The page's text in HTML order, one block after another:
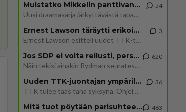
Muistatko Mikkelin panttivankidraaman?
Uusi draamasarja järkyttävästä tapauksesta on tulossa. Tositapahtumiin perustuva sarja ammentaa vuoden 1986 Mikkelin pan
54
Ernest Lawson täräytti erikoisen heiton TTK-lehdistötilaisuudessa: " Onko tässä tarkoituksena...?"
Ernest Lawson esitteli uudet TTK-tähtioppilaat ja opettajat torstaina 6.8. lehdistölle. Tulevalla kaudella on yksi hausk
3
Jos SDP ei voita reilusti, persut kumoavat demokratian Suomesta
Näin tekisi ainakin Rydman seuratessaan idolinsa Trumpin mallia https://www.is.fi/politiikka/art-2000012187244.html
620
Uuden TTK-juontajan ympärillä epätietoisuus sakenee - Nyt MTV hämmentää soppaa
TTK tulee taas tänä syksynä. Ohjelman uudet tähtioppilaat julkistetaan torstaina 6. elokuuta klo 14 alkavassa lehdistö
36
Mitä tuot pöytään parisuhteessa? 463